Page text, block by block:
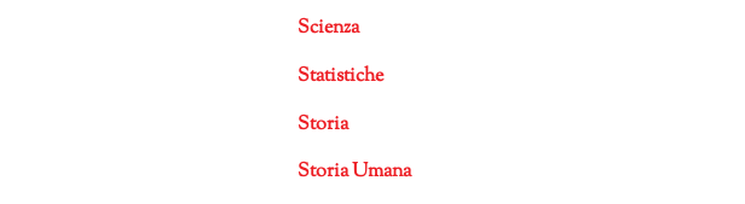
Scienza
Statistiche
Storia
Storia Umana